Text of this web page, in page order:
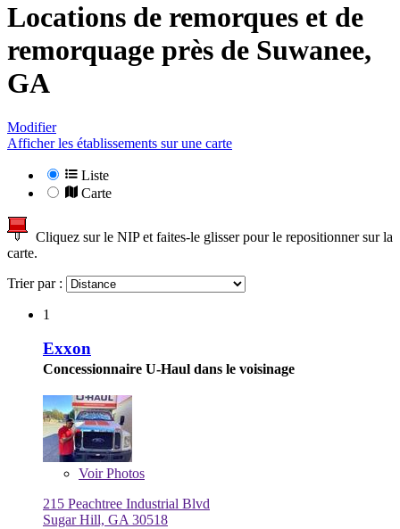
Locations de remorques et de
remorquage près de Suwanee,
GA
Modifier
Afficher les établissements sur une carte
Liste
Carte
Cliquez sur le NIP et faites-le glisser pour le repositionner sur la
carte.
Trier par :
1
Exxon
Concessionnaire U-Haul dans le voisinage
VoirPhotos
215 Peachtree Industrial Blvd
Sugar Hill, GA 30518